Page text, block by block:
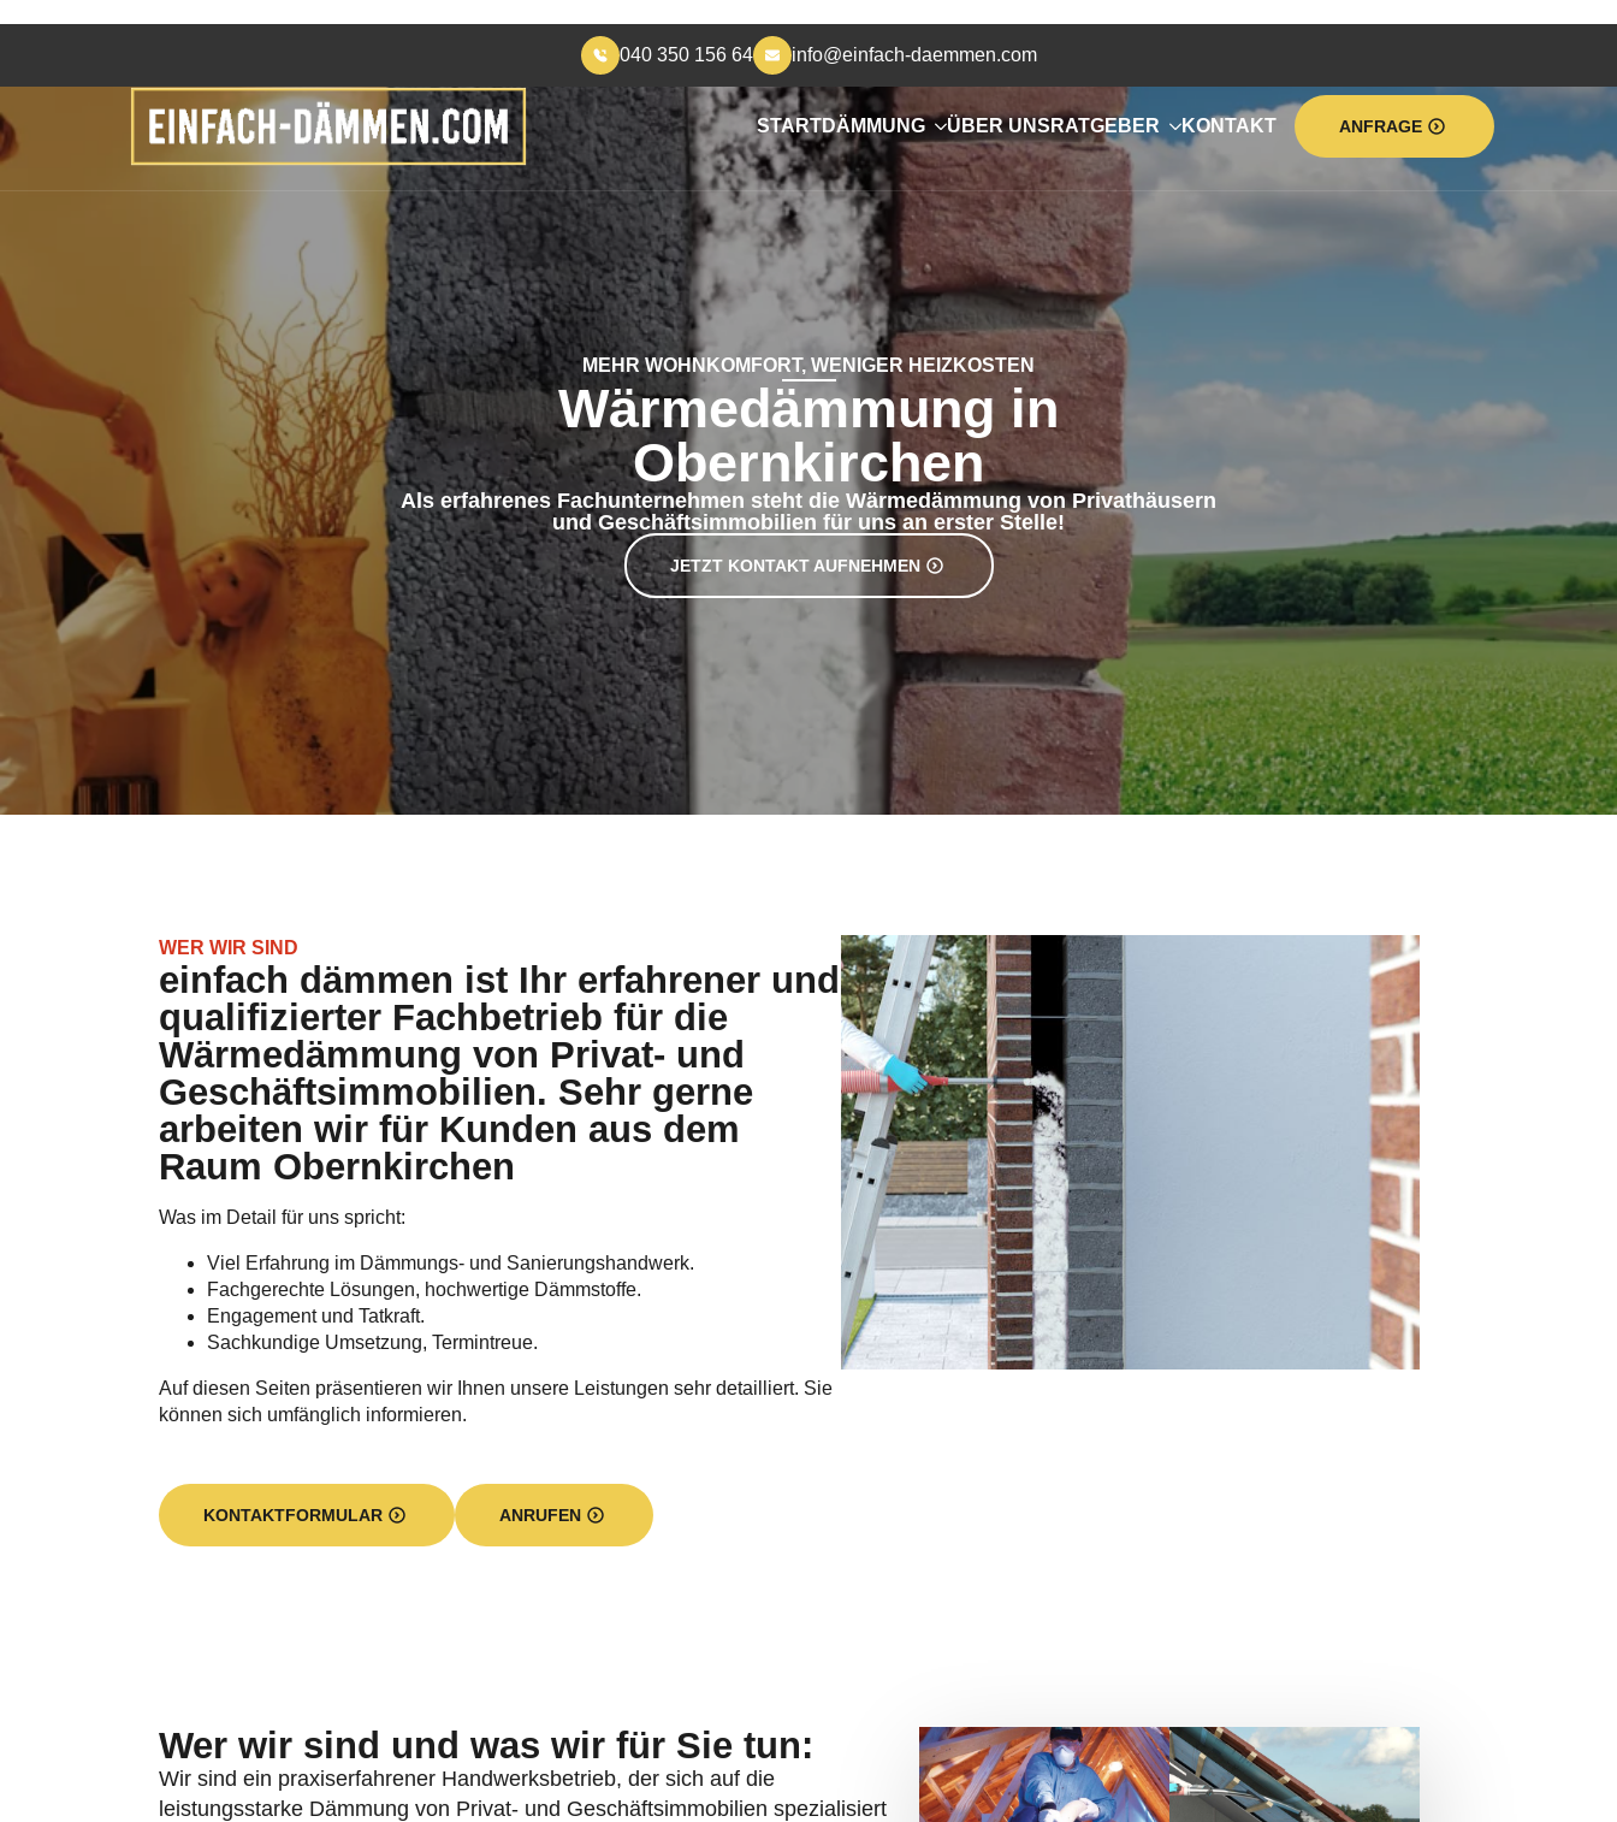
040 350 156 64 info@einfach-daemmen.com
STARTDÄMMUNG ÜBER UNSRATGEBER KONTAKT ANFRAGE
MEHR WOHNKOMFORT, WENIGER HEIZKOSTEN
Wärmedämmung in
Obernkirchen
Als erfahrenes Fachunternehmen steht die Wärmedämmung von Privathäusern
und Geschäftsimmobilien für uns an erster Stelle!
JETZT KONTAKT AUFNEHMEN
WER WIR SIND
einfach dämmen ist Ihr erfahrener und
qualifizierter Fachbetrieb für die
Wärmedämmung von Privat- und
Geschäftsimmobilien. Sehr gerne
arbeiten wir für Kunden aus dem
Raum Obernkirchen
Was im Detail für uns spricht:
Viel Erfahrung im Dämmungs- und Sanierungshandwerk.
Fachgerechte Lösungen, hochwertige Dämmstoffe.
Engagement und Tatkraft.
Sachkundige Umsetzung, Termintreue.
Auf diesen Seiten präsentieren wir Ihnen unsere Leistungen sehr detailliert. Sie
können sich umfänglich informieren.
KONTAKTFORMULAR ANRUFEN
Wer wir sind und was wir für Sie tun:
Wir sind ein praxiserfahrener Handwerksbetrieb, der sich auf die
leistungsstarke Dämmung von Privat- und Geschäftsimmobilien spezialisiert